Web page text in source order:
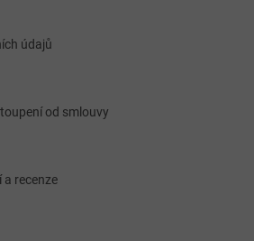
údajů
od smlouvy
a recenze